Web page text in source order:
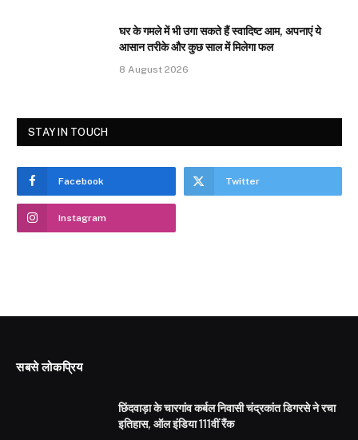
घर के गमले में भी उगा सकते हैं स्वादिष्ट आम, अपनाएं ये
आसान तरीके और कुछ साल में मिलेगा फल
8 August 2026
STAY IN TOUCH
Facebook Twitter
Instagram
सबसे लोकप्रिय
छिंदवाड़ा के चारगांव कर्बल निवासी चंद्रकांत डिगरसे ने रचा
इतिहास, ऑल इंडिया 111वीं रैंक